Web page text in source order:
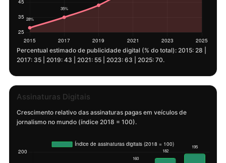
Percentual estimado de publicidade digital (% do total): 2015: 28 |
2017: 35 | 2019: 43 | 2021: 55 | 2023: 63 | 2025: 70.
Assinaturas Digitais
Crescimento relativo das assinaturas pagas em veículos de
jornalismo no mundo (índice 2018 = 100).